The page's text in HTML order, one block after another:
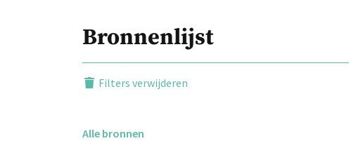
Bronnenlijst
Filters verwijderen
Alle bronnen